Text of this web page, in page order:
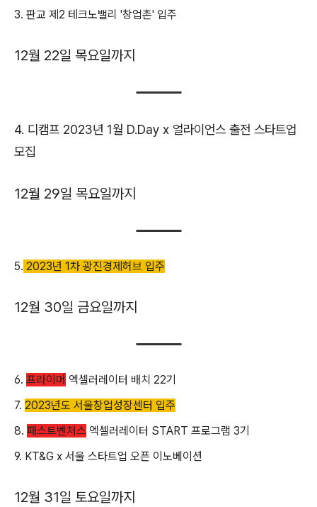
3. 판교 제2 테크노밸리 '창업촌' 입주
12월 22일 목요일까지
4. 디캠프 2023년 1월 D.Day x 얼라이언스 출전 스타트업
모집
12월 29일 목요일까지
5. 2023년 1차 광진경제허브 입주
12월 30일 금요일까지
6. 프라이머 엑셀러레이터 배치 22기
7. 2023년도 서울창업성장센터 입주
8. 패스트벤처스 엑셀러레이터 START 프로그램 3기
9. KT&G x 서울 스타트업 오픈 이노베이션
12월 31일 토요일까지